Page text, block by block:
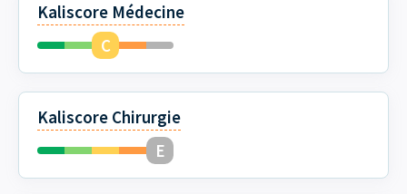
Kaliscore Médecine
Kaliscore Chirurgie